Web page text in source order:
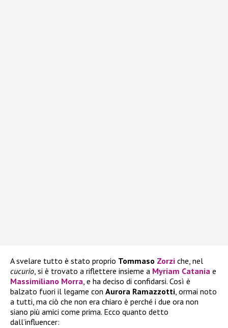
A svelare tutto è stato proprio Tommaso Zorzi che, nel
cucurio, si è trovato a riflettere insieme a Myriam Catania e
Massimiliano Morra, e ha deciso di confidarsi. Così è
balzato fuori il legame con Aurora Ramazzotti, ormai noto
a tutti, ma ciò che non era chiaro è perché i due ora non
siano più amici come prima. Ecco quanto detto
dall’influencer: